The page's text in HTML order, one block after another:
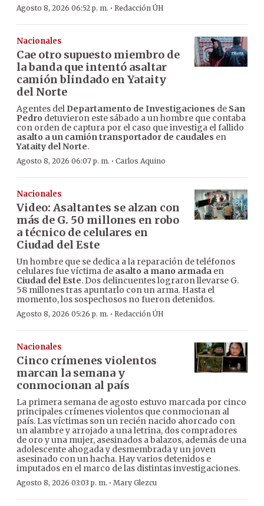
Agosto 8, 2026 06:52 p. m. · Redacción ÚH
Nacionales
Cae otro supuesto miembro de
la banda que intentó asaltar
camión blindado en Yataity
del Norte
Agentes del Departamento de Investigaciones de San
Pedro detuvieron este sábado a un hombre que contaba
con orden de captura por el caso que investiga el fallido
asalto a un camión transportador de caudales en
Yataity del Norte.
Agosto 8, 2026 06:07 p. m. · Carlos Aquino
Nacionales
Video: Asaltantes se alzan con
más de G. 50 millones en robo
a técnico de celulares en
Ciudad del Este
Un hombre que se dedica a la reparación de teléfonos
celulares fue víctima de asalto a mano armada en
Ciudad del Este. Dos delincuentes lograron llevarse G.
58 millones tras apuntarlo con un arma. Hasta el
momento, los sospechosos no fueron detenidos.
Agosto 8, 2026 05:26 p. m. · Redacción ÚH
Nacionales
Cinco crímenes violentos
marcan la semana y
conmocionan al país
La primera semana de agosto estuvo marcada por cinco
principales crímenes violentos que conmocionan al
país. Las víctimas son un recién nacido ahorcado con
un alambre y arrojado a una letrina, dos compradores
de oro y una mujer, asesinados a balazos, además de una
adolescente ahogada y desmembrada y un joven
asesinado con un hacha. Hay varios detenidos e
imputados en el marco de las distintas investigaciones.
Agosto 8, 2026 03:03 p. m. · Mary Glezcu